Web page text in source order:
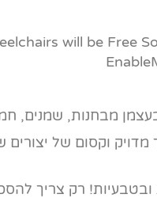
מבחנות, שמנים,
וקסום של
רק צריך